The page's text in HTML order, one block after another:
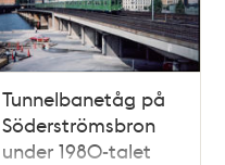
Tunnelbanetåg på
Söderströmsbron
under 1980-talet